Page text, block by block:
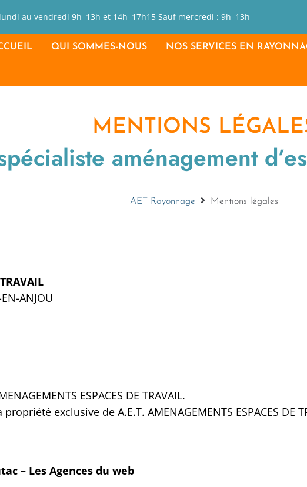
au vendredi 9h–13h et 14h–17h15 Sauf mercredi : 9h–13h
QUI SOMMES-NOUS NOS SERVICES EN
MENTIONS
aménagement
AET Rayonnage Mentions légales
ANJOU
ESPACES DE TRAVAIL.
exclusive de A.E.T. AMENAGEMENTS ESPACES DE
– Les Agences du web